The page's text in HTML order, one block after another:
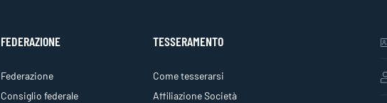
FEDERAZIONE
Federazione
Consiglio federale
TESSERAMENTO
Come tesserarsi
Affiliazione Società